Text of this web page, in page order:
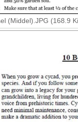
(Middel).JPG (168.9